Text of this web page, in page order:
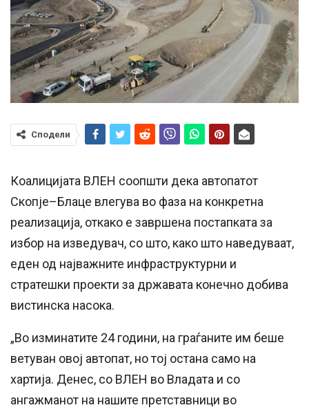
Сподели
Коалицијата ВЛЕН соопшти дека автопатот
Скопје–Блаце влегува во фаза на конкретна
реализација, откако е завршена постапката за
избор на изведувач, со што, како што наведуваат,
еден од најважните инфраструктурни и
стратешки проекти за државата конечно добива
вистинска насока.
„Во изминатите 24 години, на граѓаните им беше
ветуван овој автопат, но тој остана само на
хартија. Денес, со ВЛЕН во Владата и со
ангажманот на нашите претставници во